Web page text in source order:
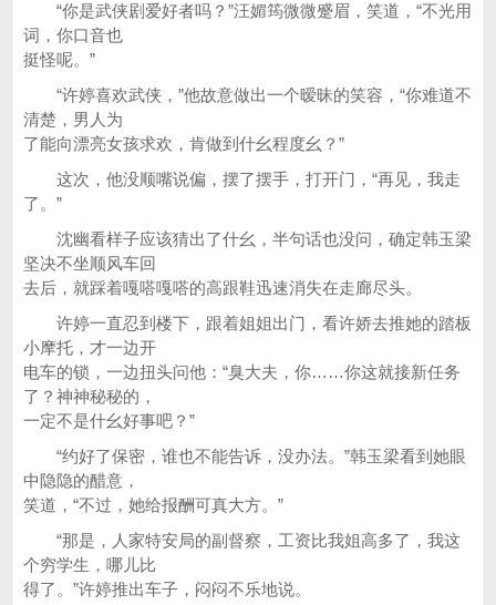
“你是武侠剧爱好者吗？”汪媚筠微微蹙眉，笑道，“不光用
词，你口音也
挺怪呢。”
“许婷喜欢武侠，”他故意做出一个暧昧的笑容，“你难道不
清楚，男人为
了能向漂亮女孩求欢，肯做到什幺程度幺？”
这次，他没顺嘴说偏，摆了摆手，打开门，“再见，我走
了。”
沈幽看样子应该猜出了什幺，半句话也没问，确定韩玉梁
坚决不坐顺风车回
去后，就踩着嘎嗒嘎嗒的高跟鞋迅速消失在走廊尽头。
许婷一直忍到楼下，跟着姐姐出门，看许娇去推她的踏板
小摩托，才一边开
电车的锁，一边扭头问他：“臭大夫，你……你这就接新任务
了？神神秘秘的，
一定不是什幺好事吧？”
“约好了保密，谁也不能告诉，没办法。”韩玉梁看到她眼
中隐隐的醋意，
笑道，“不过，她给报酬可真大方。”
“那是，人家特安局的副督察，工资比我姐高多了，我这
个穷学生，哪儿比
得了。”许婷推出车子，闷闷不乐地说。